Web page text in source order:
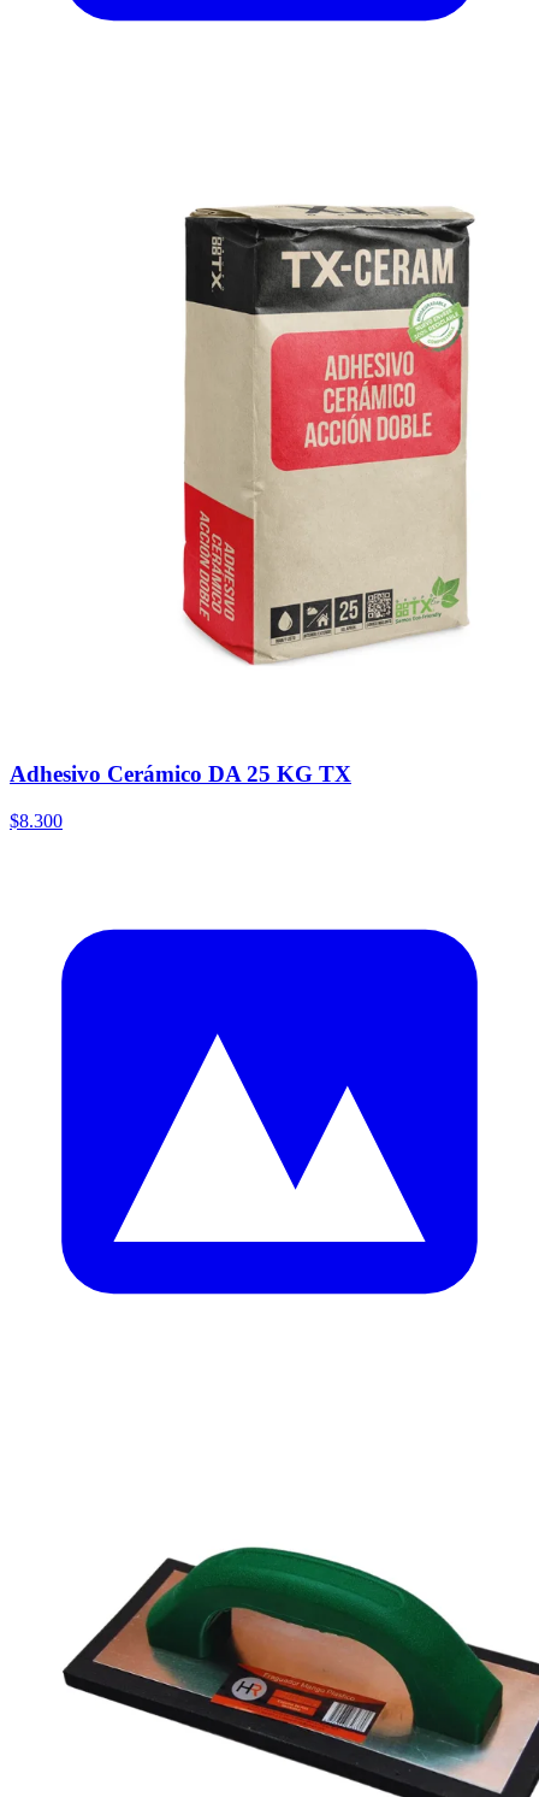
Adhesivo Cerámico DA 25 KG TX
$8.300